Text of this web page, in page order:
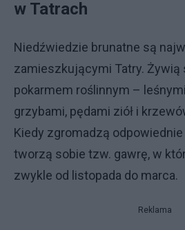
w Tatrach
Niedźwiedzie brunatne są
zamieszkującymi Tatry. Żywią
pokarmem roślinnym –
grzybami, pędami ziół i
Kiedy zgromadzą
tworzą sobie tzw. gawrę, w
zwykle od listopada do marca.
Reklama